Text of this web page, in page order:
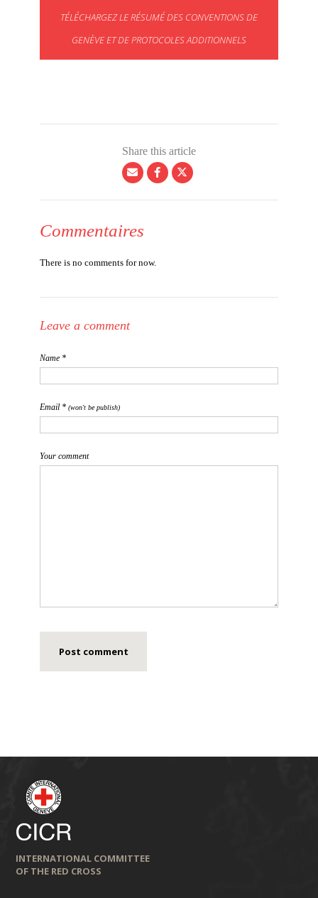
TÉLÉCHARGEZ LE RÉSUMÉ DES CONVENTIONS DE
GENÈVE ET DE PROTOCOLES ADDITIONNELS
Share this article
Commentaires
There is no comments for now.
Leave a comment
Name *
Email * (won't be publish)
Your comment
INTERNATIONAL COMMITTEE
OF THE RED CROSS